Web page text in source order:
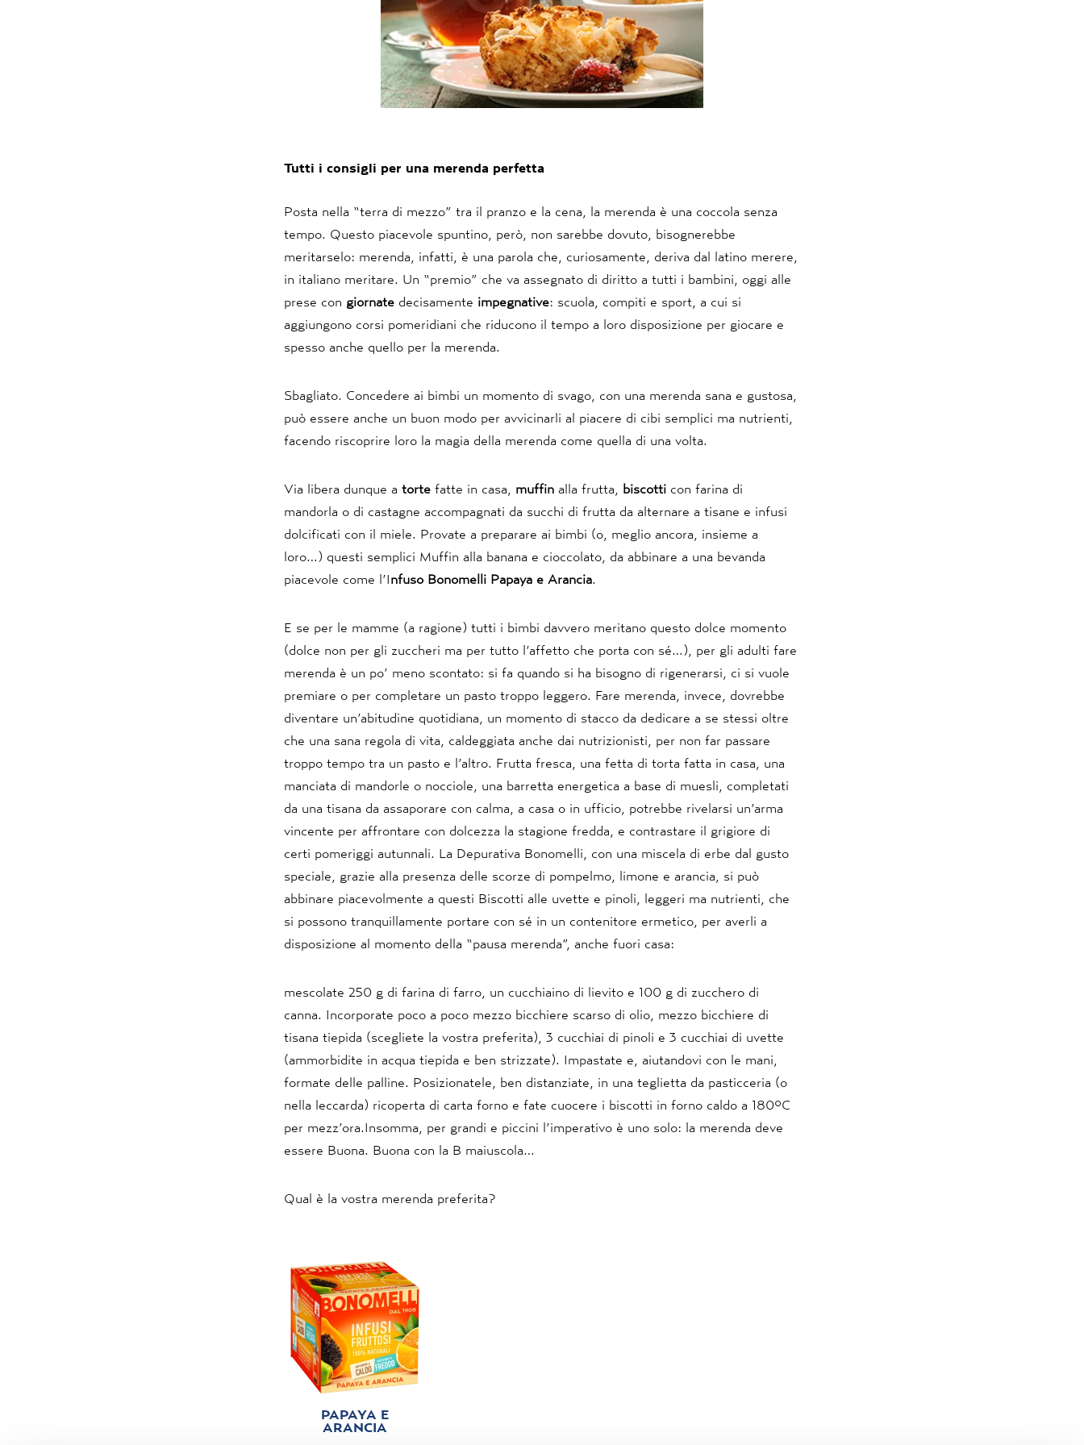
Tutti i consigli per una merenda perfetta
Posta nella “terra di mezzo” tra il pranzo e la cena, la merenda è una coccola senza
tempo. Questo piacevole spuntino, però, non sarebbe dovuto, bisognerebbe
meritarselo: merenda, infatti, è una parola che, curiosamente, deriva dal latino merere,
in italiano meritare. Un “premio” che va assegnato di diritto a tutti i bambini, oggi alle
prese con giornate decisamente impegnative: scuola, compiti e sport, a cui si
aggiungono corsi pomeridiani che riducono il tempo a loro disposizione per giocare e
spesso anche quello per la merenda.
Sbagliato. Concedere ai bimbi un momento di svago, con una merenda sana e gustosa,
può essere anche un buon modo per avvicinarli al piacere di cibi semplici ma nutrienti,
facendo riscoprire loro la magia della merenda come quella di una volta.
Via libera dunque a torte fatte in casa, muffin alla frutta, biscotti con farina di
mandorla o di castagne accompagnati da succhi di frutta da alternare a tisane e infusi
dolcificati con il miele. Provate a preparare ai bimbi (o, meglio ancora, insieme a
loro…) questi semplici Muffin alla banana e cioccolato, da abbinare a una bevanda
piacevole come l’Infuso Bonomelli Papaya e Arancia.
E se per le mamme (a ragione) tutti i bimbi davvero meritano questo dolce momento
(dolce non per gli zuccheri ma per tutto l’affetto che porta con sé…), per gli adulti fare
merenda è un po’ meno scontato: si fa quando si ha bisogno di rigenerarsi, ci si vuole
premiare o per completare un pasto troppo leggero. Fare merenda, invece, dovrebbe
diventare un’abitudine quotidiana, un momento di stacco da dedicare a se stessi oltre
che una sana regola di vita, caldeggiata anche dai nutrizionisti, per non far passare
troppo tempo tra un pasto e l’altro. Frutta fresca, una fetta di torta fatta in casa, una
manciata di mandorle o nocciole, una barretta energetica a base di muesli, completati
da una tisana da assaporare con calma, a casa o in ufficio, potrebbe rivelarsi un’arma
vincente per affrontare con dolcezza la stagione fredda, e contrastare il grigiore di
certi pomeriggi autunnali. La Depurativa Bonomelli, con una miscela di erbe dal gusto
speciale, grazie alla presenza delle scorze di pompelmo, limone e arancia, si può
abbinare piacevolmente a questi Biscotti alle uvette e pinoli, leggeri ma nutrienti, che
si possono tranquillamente portare con sé in un contenitore ermetico, per averli a
disposizione al momento della “pausa merenda”, anche fuori casa:
mescolate 250 g di farina di farro, un cucchiaino di lievito e 100 g di zucchero di
canna. Incorporate poco a poco mezzo bicchiere scarso di olio, mezzo bicchiere di
tisana tiepida (scegliete la vostra preferita), 3 cucchiai di pinoli e 3 cucchiai di uvette
(ammorbidite in acqua tiepida e ben strizzate). Impastate e, aiutandovi con le mani,
formate delle palline. Posizionatele, ben distanziate, in una teglietta da pasticceria (o
nella leccarda) ricoperta di carta forno e fate cuocere i biscotti in forno caldo a 180°C
per mezz’ora.Insomma, per grandi e piccini l’imperativo è uno solo: la merenda deve
essere Buona. Buona con la B maiuscola…
Qual è la vostra merenda preferita?
PAPAYA E
ARANCIA